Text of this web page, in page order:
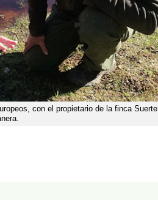
con el propietario de la finca Suerte